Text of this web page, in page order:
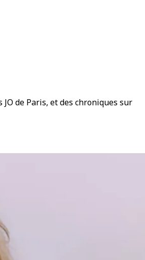
de Paris, et des chroniques sur